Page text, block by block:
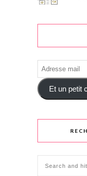
Adresse
mail
Et un petit